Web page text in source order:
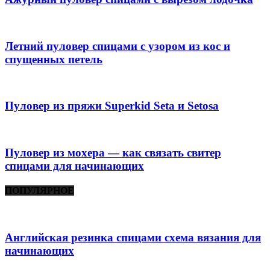
Летний пуловер спицами с узором из кос и
спущенных петель
Пуловер из пряжи Superkid Seta и Setosa
Пуловер из мохера — как связать свитер
спицами для начинающих
ПОПУЛЯРНОЕ
Английская резинка спицами схема вязания для
начинающих